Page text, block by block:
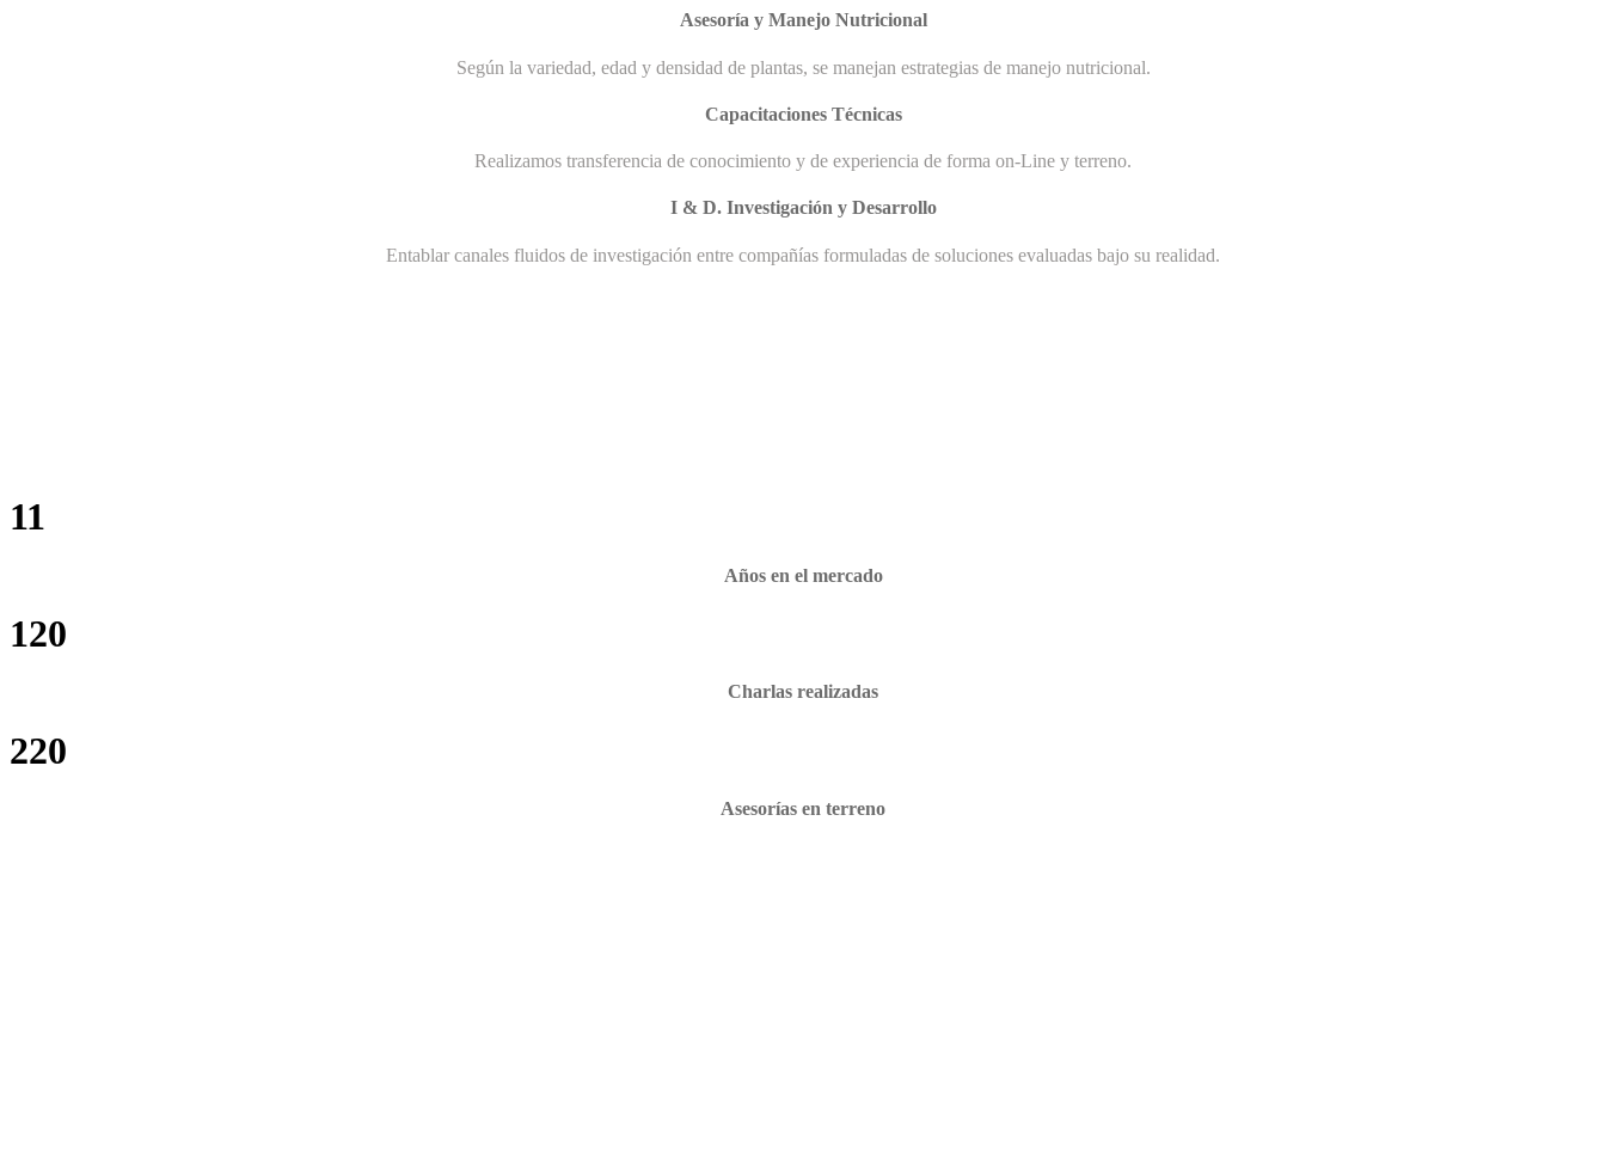
Asesoría y Manejo Nutricional
Según la variedad, edad y densidad de plantas, se manejan estrategias de manejo nutricional.
Capacitaciones Técnicas
Realizamos transferencia de conocimiento y de experiencia de forma on-Line y terreno.
I & D. Investigación y Desarrollo
Entablar canales fluidos de investigación entre compañías formuladas de soluciones evaluadas bajo su realidad.
11
Años en el mercado
120
Charlas realizadas
220
Asesorías en terreno